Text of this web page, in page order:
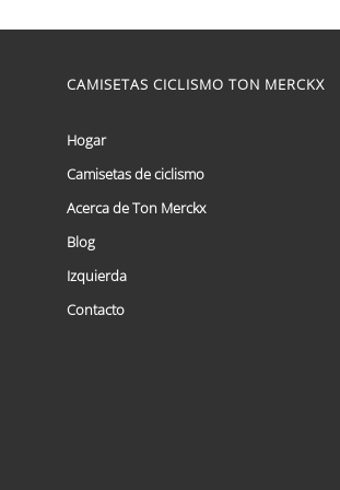
precios:
€ 59,95
múltiples
opciones
pueden
elegir
en
la
página
de
CAMISETAS CICLISMO TON MERCKX
Hogar
Camisetas de ciclismo
Acerca de Ton Merckx
Blog
Izquierda
Contacto